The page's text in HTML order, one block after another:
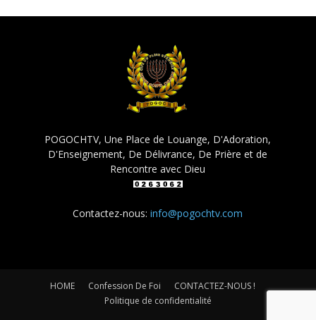
POGOCHTV, Une Place de Louange, D'Adoration,
D'Enseignement, De Délivrance, De Prière et de
Rencontre avec Dieu
Contactez-nous:info@pogochtv.com
HOME Confession De Foi
CONTACTEZ-NOUS !
Politique de confidentialité